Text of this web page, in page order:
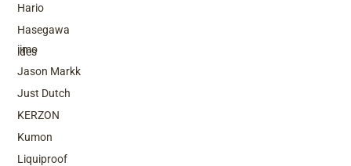
Top Brands
iimo
Jason Markk
Just Dutch
KERZON
Kumon
Liquiproof
Hario
Hasegawa
ides